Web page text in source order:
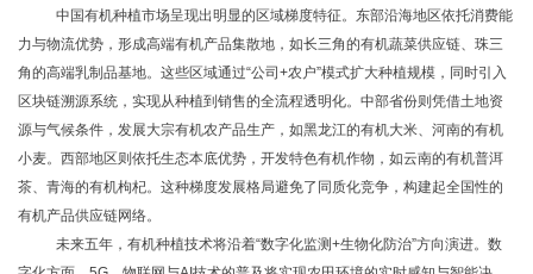
中国有机种植市场呈现出明显的区域梯度特征。东部沿海地区依托消费能
力与物流优势，形成高端有机产品集散地，如长三角的有机蔬菜供应链、珠三
角的高端乳制品基地。这些区域通过“公司+农户”模式扩大种植规模，同时引入
区块链溯源系统，实现从种植到销售的全流程透明化。中部省份则凭借土地资
源与气候条件，发展大宗有机农产品生产，如黑龙江的有机大米、河南的有机
小麦。西部地区则依托生态本底优势，开发特色有机作物，如云南的有机普洱
茶、青海的有机枸杞。这种梯度发展格局避免了同质化竞争，构建起全国性的
有机产品供应链网络。
未来五年，有机种植技术将沿着“数字化监测+生物化防治”方向演进。数